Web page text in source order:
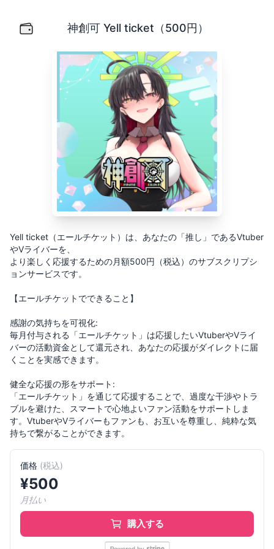
神創可 Yell ticket（500円）
Yell ticket（エールチケット）は、あなたの「推し」であるVtuber
やVライバーを、
より楽しく応援するための月額500円（税込）のサブスクリプシ
ョンサービスです。
【エールチケットでできること】
感謝の気持ちを可視化:
毎月付与される「エールチケット」は応援したいVtuberやVライ
バーの活動資金として還元され、あなたの応援がダイレクトに届
くことを実感できます。
健全な応援の形をサポート:
「エールチケット」を通じて応援することで、過度な干渉やトラ
ブルを避けた、スマートで心地よいファン活動をサポートしま
す。VtuberやVライバーもファンも、お互いを尊重し、純粋な気
価格 (税込)
¥500
月払い
購入する